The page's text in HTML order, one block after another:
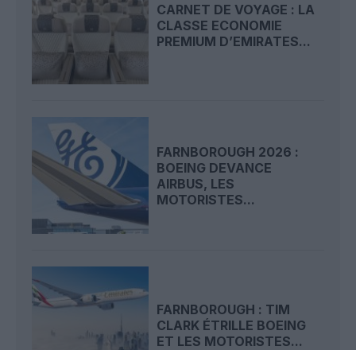
CARNET DE VOYAGE : LA
CLASSE ECONOMIE
PREMIUM D’EMIRATES...
FARNBOROUGH 2026 :
BOEING DEVANCE
AIRBUS, LES
MOTORISTES...
FARNBOROUGH : TIM
CLARK ÉTRILLE BOEING
ET LES MOTORISTES...